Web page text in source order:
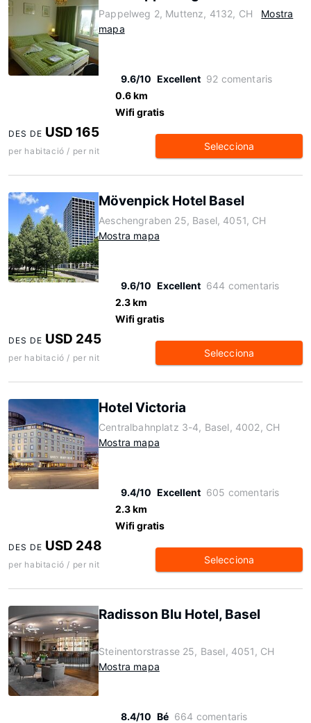
Pappelweg 2, Muttenz, 4132, CH
Mostra
mapa
9.6/10 Excellent 92 comentaris
0.6 km
Wifi gratis
DES DE USD 165
per habitació / per nit Selecciona
Mövenpick Hotel Basel
Aeschengraben 25, Basel, 4051, CH
Mostra mapa
9.6/10 Excellent 644 comentaris
2.3 km
Wifi gratis
DES DE USD 245
per habitació / per nit Selecciona
Hotel Victoria
Centralbahnplatz 3-4, Basel, 4002, CH
Mostra mapa
9.4/10 Excellent 605 comentaris
2.3 km
Wifi gratis
DES DE USD 248
per habitació / per nit Selecciona
Radisson Blu Hotel, Basel
Steinentorstrasse 25, Basel, 4051, CH
Mostra mapa
8.4/10 Bé 664 comentaris